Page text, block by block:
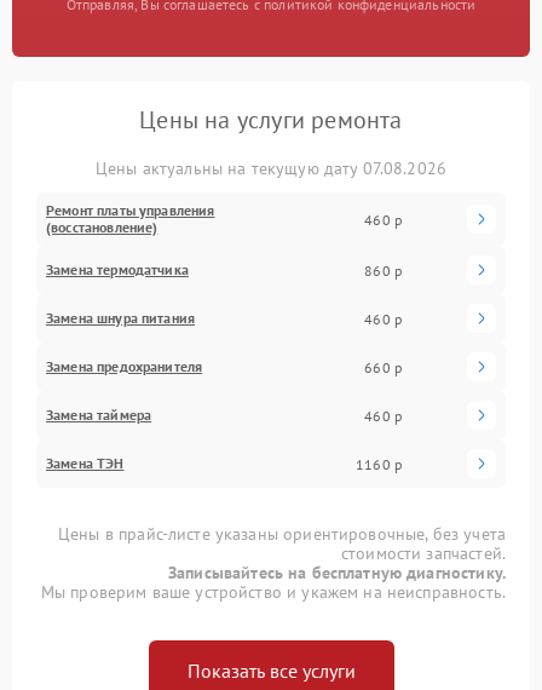
Отправляя, Вы соглашаетесь с политикой конфиденциальности
Цены на услуги ремонта
Цены актуальны на текущую дату 07.08.2026
Ремонт платы управления
(восстановление)
460 р
Замена термодатчика 860 р
Замена шнура питания 460 р
Замена предохранителя 660 р
Замена таймера 460 р
Замена ТЭН 1160 р
Цены в прайс-листе указаны ориентировочные, без учета
стоимости запчастей.
Записывайтесь на бесплатную диагностику.
Мы проверим ваше устройство и укажем на неисправность.
Показать все услуги